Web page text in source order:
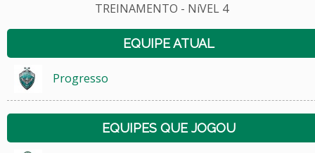
TREINAMENTO - NíVEL 4
EQUIPE ATUAL
Progresso
EQUIPES QUE JOGOU